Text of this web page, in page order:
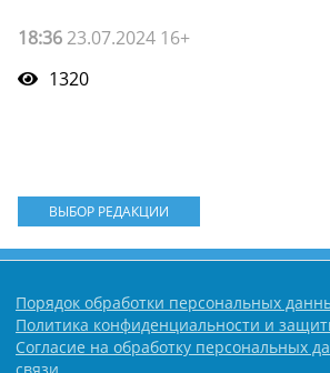
18:36 23.07.2024 16+
1320
ВЫБОР РЕДАКЦИИ
Порядок обработки персональных
Политика конфиденциальности и
Согласие на обработку персональных